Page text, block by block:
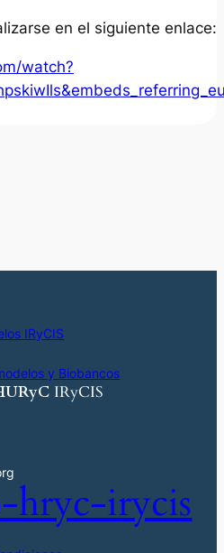
en el siguiente enlace:
watch?
IRyCIS
y Biobancos
IRyCIS
hryc-irycis